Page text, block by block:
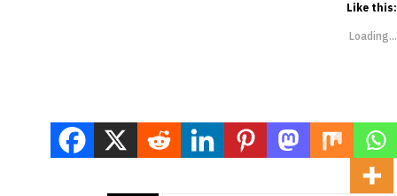
Like this:
Loading...